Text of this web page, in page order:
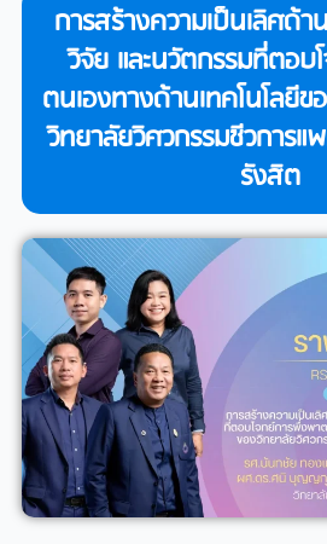
การสร้างความเป็นเลิศด้
วิจัย และนวัตกรรมที่ตอ
ตนเองทางด้านเทคโนโลยีข
วิทยาลัยวิศวกรรมชีวการ
รังสิต